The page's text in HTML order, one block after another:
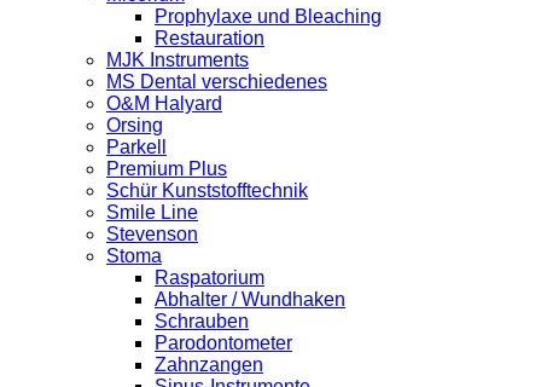
Prophylaxe und Bleaching
Restauration
MJK Instruments
MS Dental verschiedenes
O&M Halyard
Orsing
Parkell
Premium Plus
Schür Kunststofftechnik
Smile Line
Stevenson
Stoma
Raspatorium
Abhalter / Wundhaken
Schrauben
Parodontometer
Zahnzangen